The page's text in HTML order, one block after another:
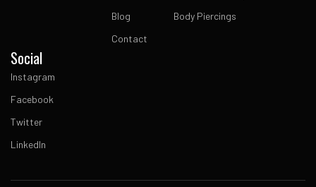
Blog
Contact
Body Piercings
Social
Instagram
Facebook
Twitter
LinkedIn